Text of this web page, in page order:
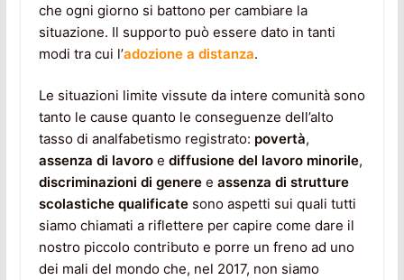
che ogni giorno si battono per cambiare la
situazione. Il supporto può essere dato in tanti
modi tra cui l’adozione a distanza.
Le situazioni limite vissute da intere comunità sono
tanto le cause quanto le conseguenze dell’alto
tasso di analfabetismo registrato: povertà,
assenza di lavoroe diffusione del lavoro minorile,
discriminazioni di generee assenza di strutture
scolastiche qualificatesono aspetti sui quali tutti
siamo chiamati a riflettere per capire come dare il
nostro piccolo contributo e porre un freno ad uno
dei mali del mondo che, nel 2017, non siamo